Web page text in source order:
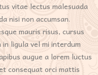
vitae lectus malesuada
nisi non accumsan.
mauris risus, cursus
ligula vel mi interdum
augue a lorem luctus
consequat orci mattis